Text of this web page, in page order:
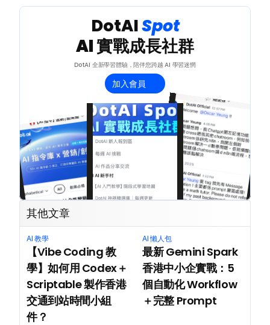
DotAI Spot
AI 實戰成長社群
DotAI 全新學習體驗，陪伴您跨越 AI 學習迷惘
加入會員
其他文章
AI 教學
【Vibe Coding 教
學】如何用 Codex＋
Scriptable 製作香港
交通到站時間小組
件？
AI 懶人包
最新 Gemini Spark
香港中小企實戰：5
個自動化 Workflow
＋完整 Prompt
AI 創意廣告服務
聯絡我們